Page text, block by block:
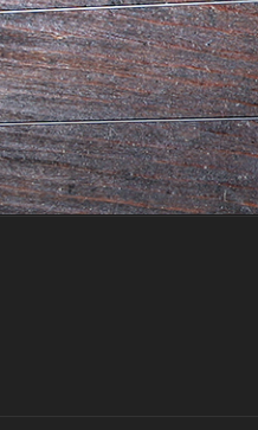
Перейти
к
содержимому